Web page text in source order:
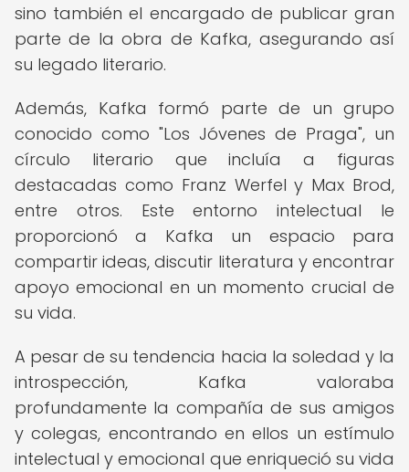
sino también el encargado de publicar gran
parte de la obra de Kafka, asegurando así
su legado literario.
Además, Kafka formó parte de un grupo
conocido como "Los Jóvenes de Praga", un
círculo literario que incluía a figuras
destacadas como Franz Werfel y Max Brod,
entre otros. Este entorno intelectual le
proporcionó a Kafka un espacio para
compartir ideas, discutir literatura y encontrar
apoyo emocional en un momento crucial de
su vida.
A pesar de su tendencia hacia la soledad y la
introspección, Kafka valoraba
profundamente la compañía de sus amigos
y colegas, encontrando en ellos un estímulo
intelectual y emocional que enriqueció su vida